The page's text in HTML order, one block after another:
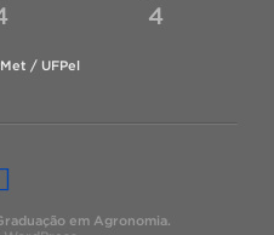
4
/ UFPel
em Agronomia.